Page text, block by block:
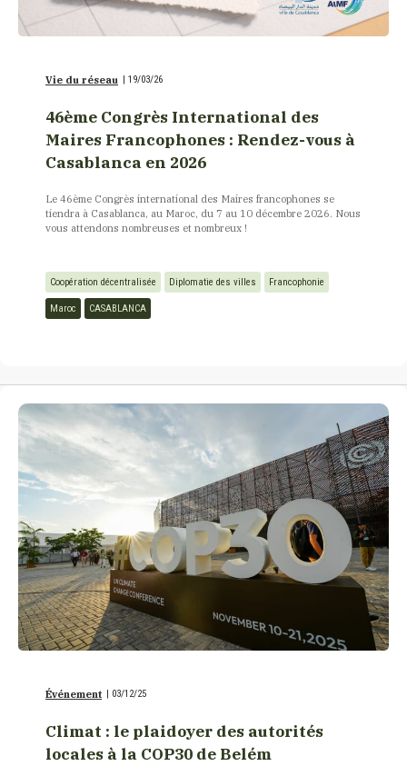
Vie du réseau | 19/03/26
46ème Congrès International des
Maires Francophones : Rendez-vous à
Casablanca en 2026
Le 46ème Congrès international des Maires francophones se
tiendra à Casablanca, au Maroc, du 7 au 10 décembre 2026. Nous
vous attendons nombreuses et nombreux !
Coopération décentralisée Diplomatie des villes Francophonie
Maroc CASABLANCA
Événement | 03/12/25
Climat : le plaidoyer des autorités
locales à la COP30 de Belém